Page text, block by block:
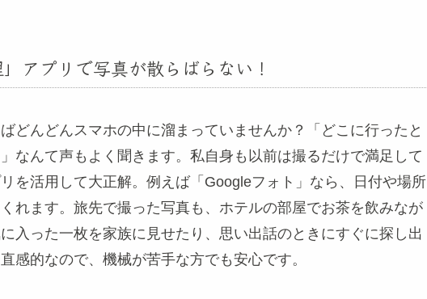
アプリで写真が散らばらない！
どんどんスマホの中に溜まっていませんか？「どこに行ったと
なんて声もよく聞きます。私自身も以前は撮るだけで満足して
を活用して大正解。例えば「Googleフォト」なら、日付や場所
れます。旅先で撮った写真も、ホテルの部屋でお茶を飲みなが
入った一枚を家族に見せたり、思い出話のときにすぐに探し出
感的なので、機械が苦手な方でも安心です。